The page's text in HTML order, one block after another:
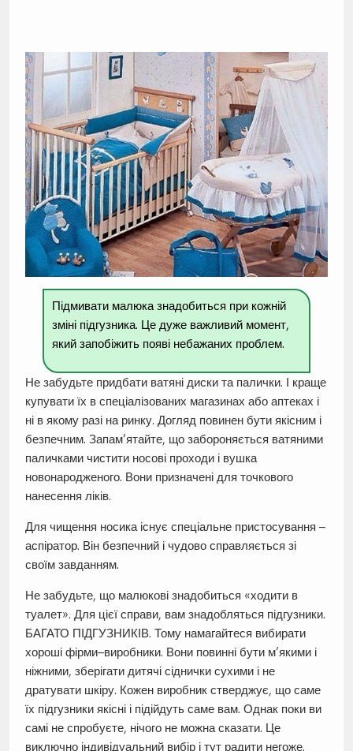
Підмивати малюка знадобиться при кожній
зміні підгузника. Це дуже важливий момент,
який запобіжить появі небажаних проблем.
Не забудьте придбати ватяні диски та палички. І краще
купувати їх в спеціалізованих магазинах або аптеках і
ні в якому разі на ринку. Догляд повинен бути якісним і
безпечним. Запам’ятайте, що забороняється ватяними
паличками чистити носові проходи і вушка
новонародженого. Вони призначені для точкового
нанесення ліків.
Для чищення носика існує спеціальне пристосування –
аспіратор. Він безпечний і чудово справляється зі
своїм завданням.
Не забудьте, що малюкові знадобиться «ходити в
туалет». Для цієї справи, вам знадобляться підгузники.
БАГАТО ПІДГУЗНИКІВ. Тому намагайтеся вибирати
хороші фірми–виробники. Вони повинні бути м’якими і
ніжними, зберігати дитячі сіднички сухими і не
дратувати шкіру. Кожен виробник стверджує, що саме
їх підгузники якісні і підійдуть саме вам. Однак поки ви
самі не спробуєте, нічого не можна сказати. Це
виключно індивідуальний вибір і тут радити негоже.